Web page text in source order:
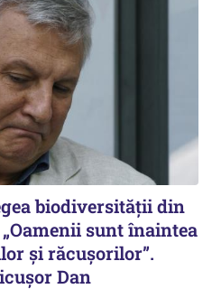
biodiversității din
sunt înaintea
și răcușorilor”.
Dan